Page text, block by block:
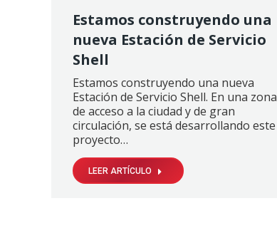
Estamos construyendo una
nueva Estación de Servicio
Shell
Estamos construyendo una nueva
Estación de Servicio Shell. En una zona
de acceso a la ciudad y de gran
circulación, se está desarrollando este
proyecto…
LEER ARTÍCULO